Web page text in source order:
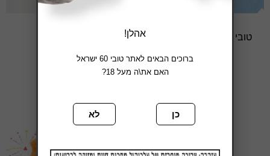
טובי עברי – קנבס 30*42 אהלן!
ברוכים הבאים לאתר טובי 60 ישראל
האם את\ה מעל 18?
כן לא